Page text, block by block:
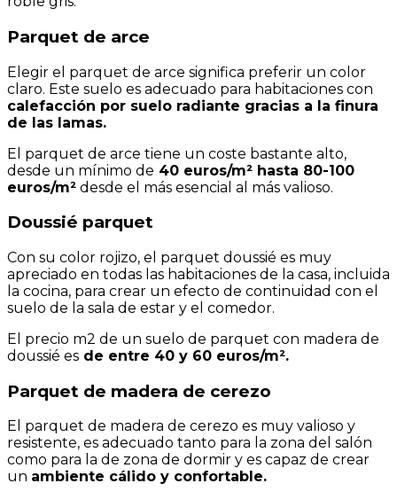
Parquet de arce
Elegir el parquet de arce significa preferir un color
claro. Este suelo es adecuado para habitaciones con
calefacción por suelo radiante gracias a la finura
de las lamas.
El parquet de arce tiene un coste bastante alto,
desde un mínimo de 40 euros/m² hasta 80-100
euros/m² desde el más esencial al más valioso.
Doussié parquet
Con su color rojizo, el parquet doussié es muy
apreciado en todas las habitaciones de la casa, incluida
la cocina, para crear un efecto de continuidad con el
suelo de la sala de estar y el comedor.
El precio m2 de un suelo de parquet con madera de
doussié es de entre 40 y 60 euros/m².
Parquet de madera de cerezo
El parquet de madera de cerezo es muy valioso y
resistente, es adecuado tanto para la zona del salón
como para la de zona de dormir y es capaz de crear
un ambiente cálido y confortable.